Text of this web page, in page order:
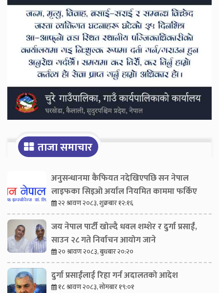
ताजा समाचार
अनुसन्धानमा कैफियत नदेखिएपछि सन नेपाल
लाइफका सिइओ अर्याल नियमित काममा फर्किए
२२ श्रावण २०८३, शुक्रबार १२:१६
जय नेपाल पार्टी खोल्दै धवल शम्शेर र दुर्गा प्रसाईं,
साउन २८ गते निर्वाचन आयोग जाने
२० श्रावण २०८३, बुधबार २०:२०
दुर्गा प्रसाईंलाई रिहा गर्न अदालतको आदेश
१८ श्रावण २०८३, सोमबार १९:०१